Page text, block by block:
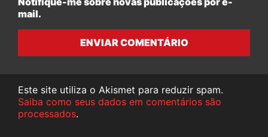
mail.
ENVIAR COMENTÁRIO
Este site utiliza o Akismet para reduzir spam.
Saiba como seus dados em comentários são
processados.